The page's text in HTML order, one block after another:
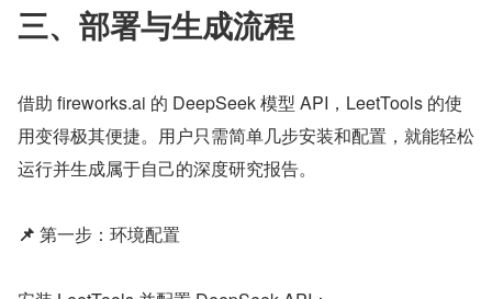
三、部署与生成流程
借助 fireworks.ai 的 DeepSeek 模型 API，LeetTools 的使
用变得极其便捷。用户只需简单几步安装和配置，就能轻松
运行并生成属于自己的深度研究报告。
📌 第一步：环境配置